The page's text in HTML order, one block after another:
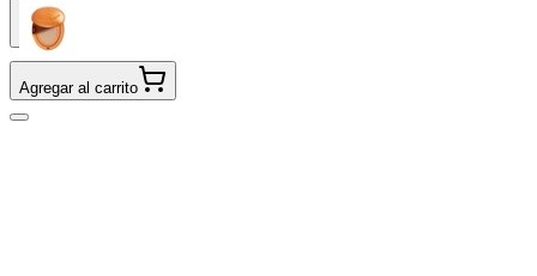
Agregar al carrito